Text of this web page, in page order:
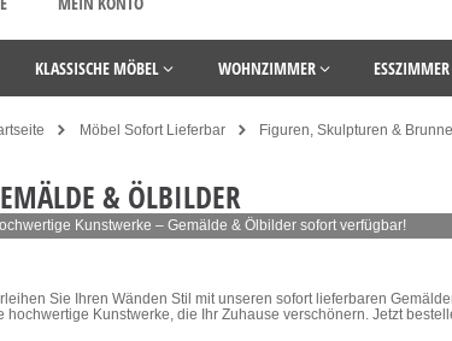
KLASSISCHE MÖBEL WOHNZIMMER ESSZIMMER
Möbel Sofort Lieferbar Figuren, Skulpturen &
& ÖLBILDER
Kunstwerke – Gemälde & Ölbilder sofort verfügbar!
Sie Ihren Wänden Stil mit unseren sofort lieferbaren
hochwertige Kunstwerke, die Ihr Zuhause verschönern. Jetzt